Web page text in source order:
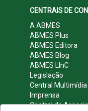
CENTRAIS DE
A ABMES
ABMES Plus
ABMES Editora
ABMES Blog
ABMES LInC
Legislação
Central Multimídia
Imprensa
Central do